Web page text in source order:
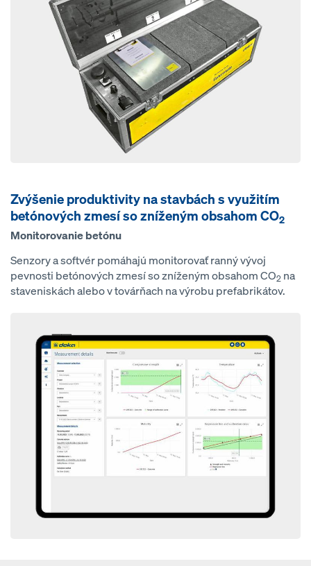
Zvýšenie produktivity na stavbách s využitím
betónových zmesí so zníženým obsahom CO2
Monitorovanie betónu
Senzory a softvér pomáhajú monitorovať ranný vývoj
pevnosti betónových zmesí so zníženým obsahom CO2 na
staveniskách alebo v továrňach na výrobu prefabrikátov.